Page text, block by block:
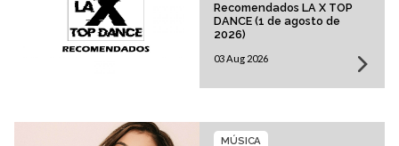
Recomendados LA X TOP
DANCE (1 de agosto de
2026)
03 Aug 2026
MÚSICA